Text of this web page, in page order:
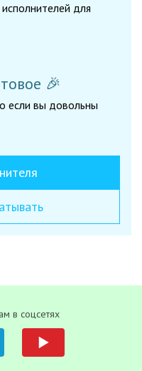
для
🎉
если вы довольны
в соцсетях